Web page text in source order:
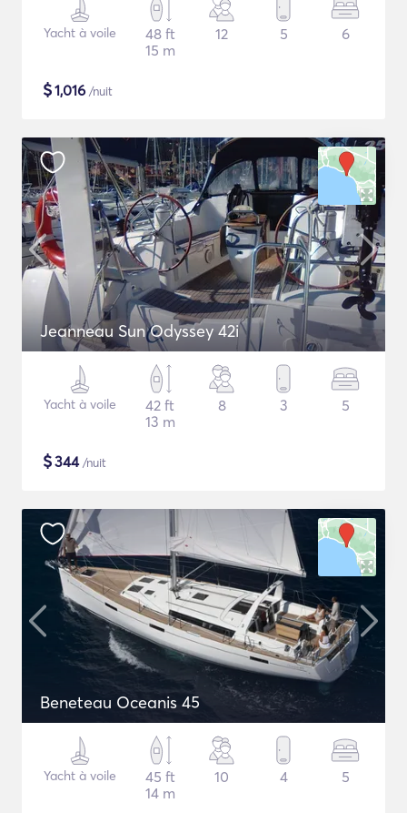
Yacht à voile
48 ft
15 m
12 5 6
$1,016 /nuit
Jeanneau Sun Odyssey 42i
Yacht à voile
42 ft
13 m
8 3 5
$344/nuit
Beneteau Oceanis 45
Yacht à voile
45 ft
14 m
10 4 5